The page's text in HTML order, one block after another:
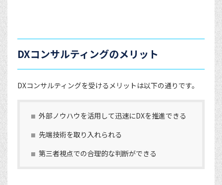
DXコンサルティングのメリット
DXコンサルティングを受けるメリットは以下の通りです。
外部ノウハウを活用して迅速にDXを推進できる
先端技術を取り入れられる
第三者視点での合理的な判断ができる